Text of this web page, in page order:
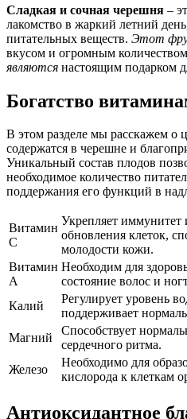
Сладкая и сочная черешня –
лакомство в жаркий летний
питательных веществ. Этот
вкусом и огромным
являются настоящим подарком
Богатство
В этом разделе мы расскажем о
содержатся в черешне и
Уникальный состав плодов
необходимое количество
поддержания его функций в
Витамин
C
Укрепляет иммунитет
обновления клеток,
молодости кожи.
Витамин
A
Необходим для
состояние волос и
Калий
Регулирует уровень
поддерживает
Магний
Способствует
сердечного ритма.
Железо
Необходимо для
кислорода к клеткам
Антиоксидантное